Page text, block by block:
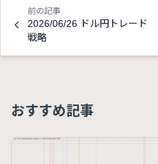
前の記事
2026/06/26 ドル円トレード
戦略
おすすめ記事